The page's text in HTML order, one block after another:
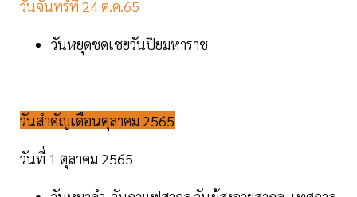
วันจันทร์ที่ 24 ต.ค.65
วันหยุดชดเชยวันปิยมหาราช
วันสำคัญเดือนตุลาคม 2565
วันที่ 1 ตุลาคม 2565